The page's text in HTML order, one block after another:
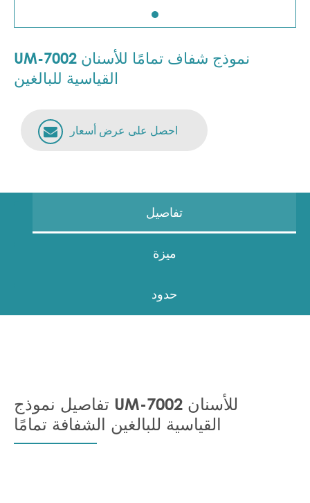
UM-7002 نموذج شفاف تمامًا للأسنان
القياسية للبالغين
احصل على عرض أسعار
تفاصيل
ميزة
حدود
تفاصيل نموذج UM-7002 للأسنان
القياسية للبالغين الشفافة تمامًا